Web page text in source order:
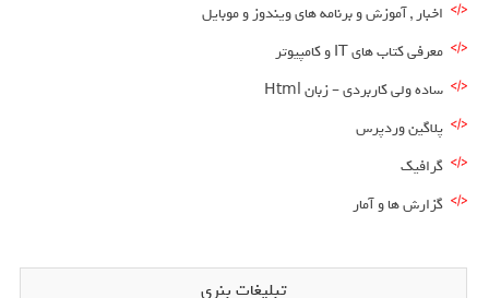
اخبار , آموزش و برنامه های ویندوز و موبایل
معرفی کتاب های IT و کامپیوتر
ساده ولی کاربردی – زبان Html
پلاگین وردپرس
گرافیک
گزارش ها و آمار
تبلیغات بنری